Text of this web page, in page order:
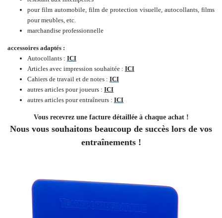
pour film automobile, film de protection visuelle, autocollants, films
pour meubles, etc.
marchandise professionnelle
accessoires adaptés :
Autocollants : ICI
Articles avec impression souhaitée : ICI
Cahiers de travail et de notes : ICI
autres articles pour joueurs : ICI
autres articles pour entraîneurs : ICI
Vous recevrez une facture détaillée à chaque achat !
Nous vous souhaitons beaucoup de succès lors de vos
entraînements !